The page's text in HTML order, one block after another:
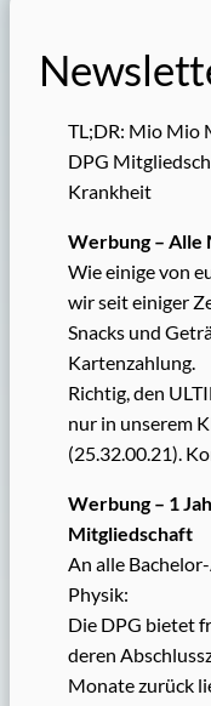
TL;DR: Mio Mio
DPG
Krankheit
Werbung – Alle
Wie einige von
wir seit einiger
Snacks und
Kartenzahlung.
Richtig, den
nur in unserem
(25.32.00.21).
Werbung – 1
Mitgliedschaft
An alle
Physik:
Die DPG bietet
deren
Monate zurück